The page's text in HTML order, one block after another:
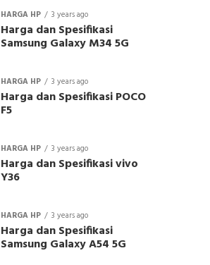
HARGA HP 3 years ago
Harga dan Spesifikasi
Samsung Galaxy M34 5G
HARGA HP 3 years ago
Harga dan Spesifikasi POCO
F5
HARGA HP 3 years ago
Harga dan Spesifikasi vivo
Y36
HARGA HP 3 years ago
Harga dan Spesifikasi
Samsung Galaxy A54 5G